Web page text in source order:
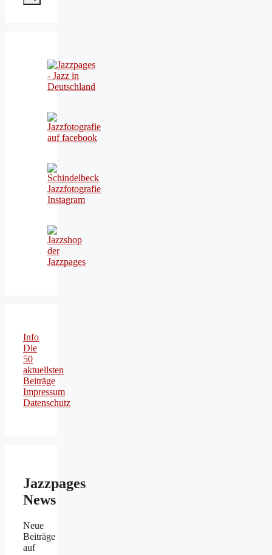
Info
Die
50
aktuellsten
Beiträge
Impressum
Datenschutz
Jazzpages
News
Neue
Beiträge
auf